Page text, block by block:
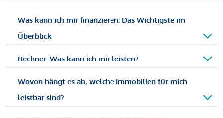
Was kann ich mir finanzieren: Das Wichtigste im
Überblick
Rechner: Was kann ich mir leisten?
Wovon hängt es ab, welche Immobilien für mich
leistbar sind?